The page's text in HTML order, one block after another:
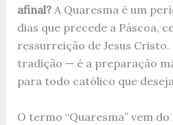
afinal?A Quaresma é um
dias que precede a Páscoa,
ressurreição de Jesus Cristo.
tradição — é a preparação
para todo católico que
O termo “Quaresma” vem do